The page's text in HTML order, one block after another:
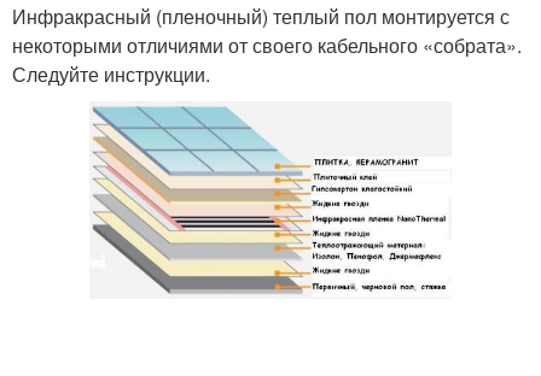
Инфракрасный (пленочный) теплый пол монтируется с
некоторыми отличиями от своего кабельного «собрата».
Следуйте инструкции.